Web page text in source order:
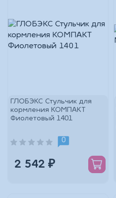
ГЛОБЭКС Стульчик для
кормления КОМПАКТ
Фиолетовый 1401
0
2 542 ₽